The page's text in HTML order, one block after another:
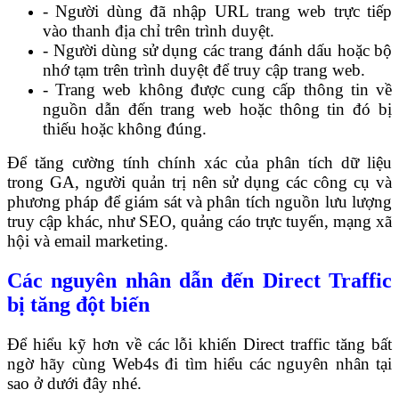
- Người dùng đã nhập URL trang web trực tiếp
vào thanh địa chỉ trên trình duyệt.
- Người dùng sử dụng các trang đánh dấu hoặc bộ
nhớ tạm trên trình duyệt để truy cập trang web.
- Trang web không được cung cấp thông tin về
nguồn dẫn đến trang web hoặc thông tin đó bị
thiếu hoặc không đúng.
Để tăng cường tính chính xác của phân tích dữ liệu
trong GA, người quản trị nên sử dụng các công cụ và
phương pháp để giám sát và phân tích nguồn lưu lượng
truy cập khác, như SEO, quảng cáo trực tuyến, mạng xã
hội và email marketing.
Các nguyên nhân dẫn đến Direct Traffic
bị tăng đột biến
Để hiểu kỹ hơn về các lỗi khiến Direct traffic tăng bất
ngờ hãy cùng Web4s đi tìm hiểu các nguyên nhân tại
sao ở dưới đây nhé.